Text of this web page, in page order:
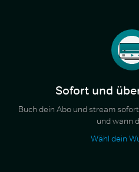
Sofort und
Buch dein Abo und stream
und wann
Wähl dein